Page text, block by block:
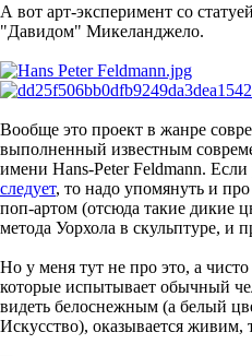
А вот арт-эксперимент со
"Давидом" Микеланджело.
Вообще это проект в жанре
выполненный известным
имени Hans-Peter Feldmann. Если
следует, то надо упомянуть и
поп-артом (отсюда такие дикие
метода Уорхола в скульптуре, и
Но у меня тут не про это, а чисто
которые испытывает обычный
видеть белоснежным (а белый
Искусство), оказывается живим,